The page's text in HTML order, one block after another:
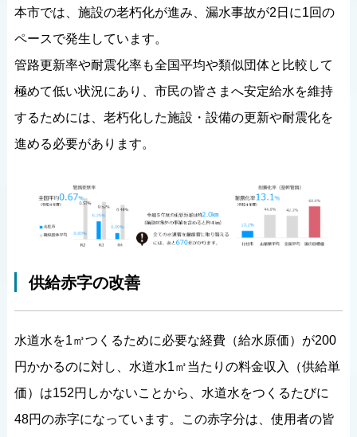
本市では、施設の老朽化が進み、漏水事故が2日に1回の
ペースで発生しています。
管路更新率や耐震化率も全国平均や類似団体と比較して
極めて低い状況にあり、市民の皆さまへ安定給水を維持
するためには、老朽化した施設・設備の更新や耐震化を
進める必要があります。
供給赤字の改善
水道水を1㎥つくるために必要な経費（給水原価）が200
円かかるのに対し、水道水1㎥当たりの料金収入（供給単
価）は152円しかないことから、水道水をつくるたびに
48円の赤字になっています。この赤字分は、使用者の皆